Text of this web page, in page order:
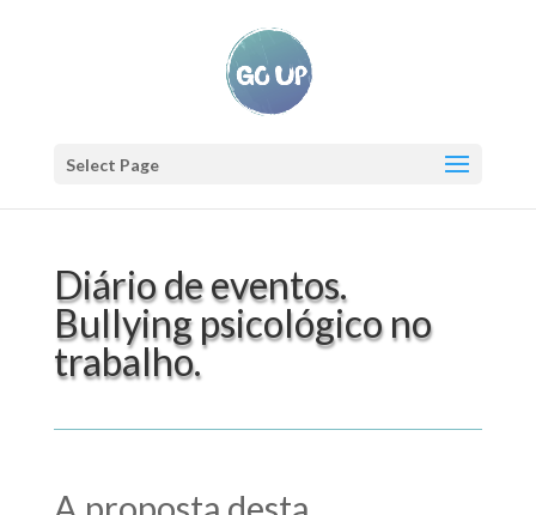
Select Page
Diário de eventos.
Bullying psicológico no
trabalho.